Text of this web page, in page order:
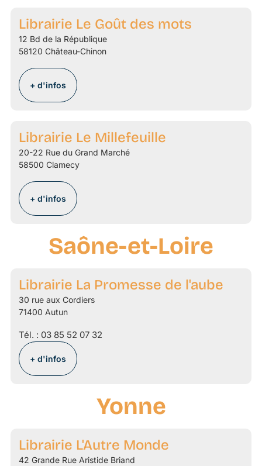
Librairie Le Goût des mots
12 Bd de la République
58120 Château-Chinon
+ d'infos
Librairie Le Millefeuille
20-22 Rue du Grand Marché
58500 Clamecy
+ d'infos
Saône-et-Loire
Librairie La Promesse de l'aube
30 rue aux Cordiers
71400 Autun
Tél. : 03 85 52 07 32
+ d'infos
Yonne
Librairie L'Autre Monde
42 Grande Rue Aristide Briand